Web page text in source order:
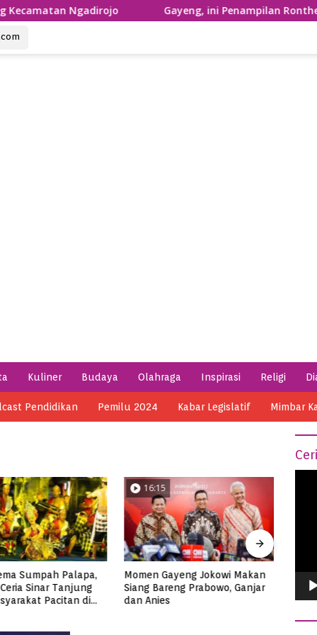
Gayeng, ini Penampilan Ronthek Laskar
Kuliner Budaya Olahraga Inspirasi Religi
Pendidikan Pemilu 2024 Kabar Legislatif Mimbar
Jokowi Makan
Prabowo, Ganjar
04:14
Semarak HSN 2023 di Pacitan,
Ribuan Santri Makan Ikan
Tuna Super Jumbo
di